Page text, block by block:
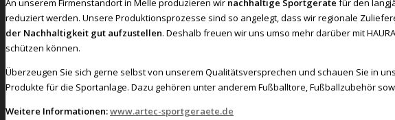
An unserem Firmenstandort in Melle produzieren wir nachhaltige Sportgeräte für den
reduziert werden. Unsere Produktionsprozesse sind so angelegt, dass wir regionale
der Nachhaltigkeit gut aufzustellen. Deshalb freuen wir uns umso mehr darüber mit
schützen können.
Überzeugen Sie sich gerne selbst von unserem Qualitätsversprechen und schauen Sie in
Produkte für die Sportanlage. Dazu gehören unter anderem Fußballtore, Fußballzubehör
Weitere Informationen:www.artec-sportgeraete.de